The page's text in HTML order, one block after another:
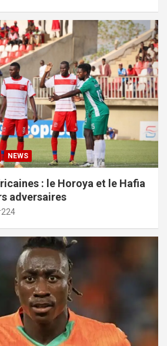
NEWS
: le Horoya et le Hafia
adversaires